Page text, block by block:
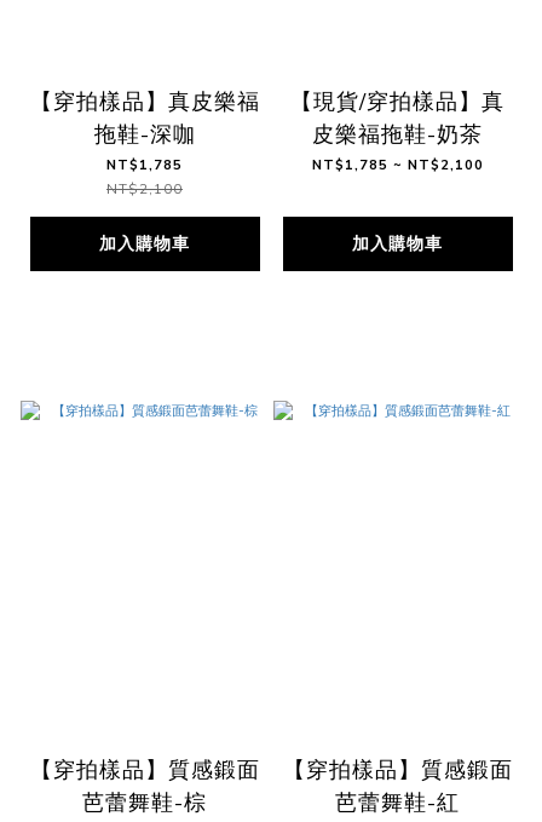
【穿拍樣品】真皮樂福
拖鞋-深咖
NT$1,785
NT$2,100
加入購物車
【現貨/穿拍樣品】真
皮樂福拖鞋-奶茶
NT$1,785 ~ NT$2,100
加入購物車
【穿拍樣品】質感鍛面
芭蕾舞鞋-棕
【穿拍樣品】質感鍛面
芭蕾舞鞋-紅